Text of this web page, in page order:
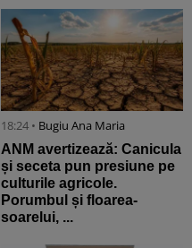
18:24 • Bugiu ⁠Ana Maria
ANM avertizează: Canicula
și seceta pun presiune pe
culturile agricole.
Porumbul și floarea-
soarelui, ...